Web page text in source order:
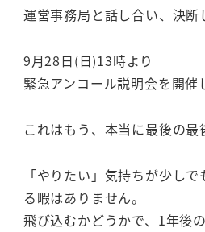
運営事務局と話し合い、決断
9月28日(日)13時より
緊急アンコール説明会を開催
これはもう、本当に最後の最
「やりたい」気持ちが少し
る暇はありません。
飛び込むかどうかで、1年後